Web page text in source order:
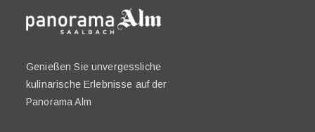
Genießen Sie unvergessliche
kulinarische Erlebnisse auf der
Panorama Alm